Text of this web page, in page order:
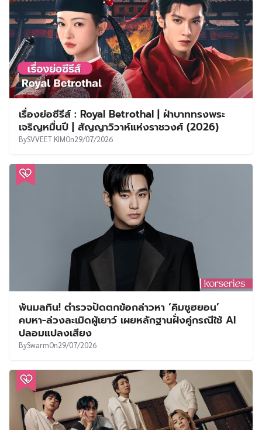
เรื่องย่อซีรีส์ : Royal Betrothal | ฝ่าบาททรงพระ
เจริญหมื่นปี | สัญญาวิวาห์แห่งราชวงศ์ (2026)
BySVVEET KIMOn29/07/2026
พ้นมลทิน! ตำรวจปัดตกข้อกล่าวหา ‘คิมซูฮยอน’
คบหา-ล่วงละเมิดผู้เยาว์ เผยหลักฐานฝั่งคู่กรณีใช้ AI
ปลอมแปลงเสียง
BySwarmOn29/07/2026